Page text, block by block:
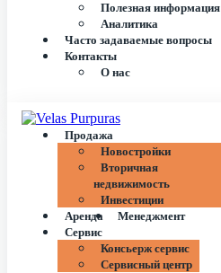
Полезная информация
Аналитика
Часто задаваемые вопросы
Контакты
О нас
Продажа
Новостройки
Вторичная
недвижимость
Инвестиции
Аренда
Менеджмент
Сервис
Консьерж сервис
Сервисный центр